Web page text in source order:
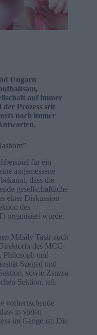
Ungarn
auf immer
Prozess seit
noch immer
für ein
angemessene
dass die
gesellschaftliche
einer Diskussion
des
organisiert wurde.
Mihály Tatár auch
des MCC-
Philosoph und
Szeged und
sowie Zsuzsa
Sektion, teil.
vorherrschende
in vielen
im Gange ist: Die